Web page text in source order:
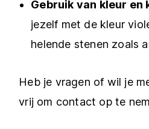
Gebruik van kleur en
jezelf met de kleur
helende stenen zoals
Heb je vragen of wil je
vrij om contact op te